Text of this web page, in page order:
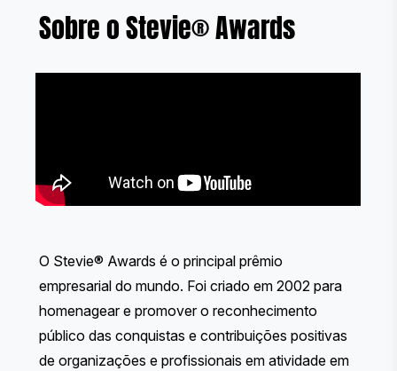
Sobre o Stevie® Awards
O Stevie® Awards é o principal prêmio
empresarial do mundo. Foi criado em 2002 para
homenagear e promover o reconhecimento
público das conquistas e contribuições positivas
de organizações e profissionais em atividade em